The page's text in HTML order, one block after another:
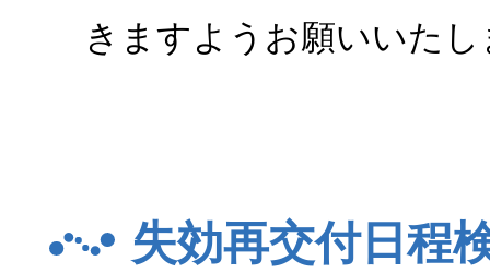
きますようお願いいた
失効再交付日程